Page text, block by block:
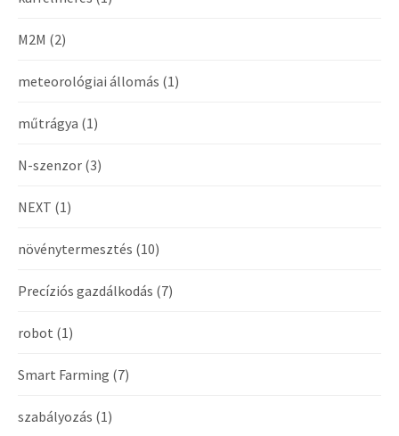
M2M (2)
meteorológiai állomás (1)
műtrágya (1)
N-szenzor (3)
NEXT (1)
növénytermesztés (10)
Precíziós gazdálkodás (7)
robot (1)
Smart Farming (7)
szabályozás (1)